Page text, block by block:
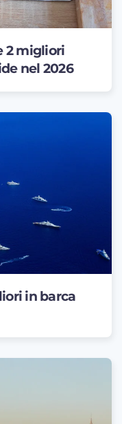
2 migliori
nel 2026
in barca